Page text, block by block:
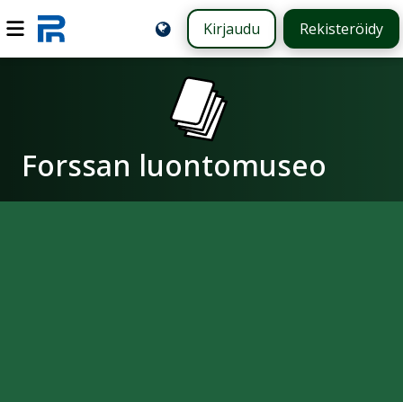
Kirjaudu Rekisteröidy
Forssan luontomuseo